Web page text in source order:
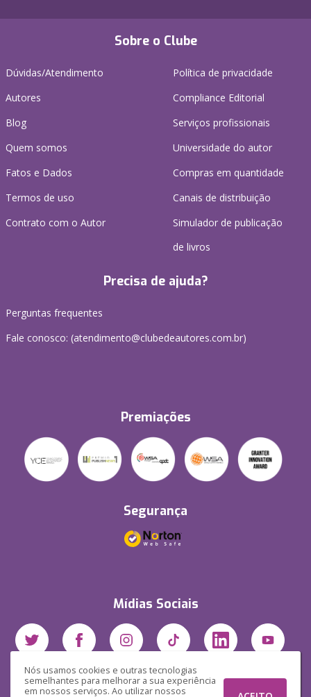
Nós usamos cookies e outras tecnologias
semelhantes para melhorar a sua experiência
em nossos serviços. Ao utilizar nossos
Sobre o Clube
Dúvidas/Atendimento
Autores
Blog
Quem somos
Fatos e Dados
Termos de uso
Contrato com o Autor
Política de privacidade
Compliance Editorial
Serviços profissionais
Universidade do autor
Compras em quantidade
Canais de distribuição
Simulador de publicação
de livros
Precisa de ajuda?
Perguntas frequentes
Fale conosco: (atendimento@clubedeautores.com.br)
Premiações
Segurança
Mídias Sociais